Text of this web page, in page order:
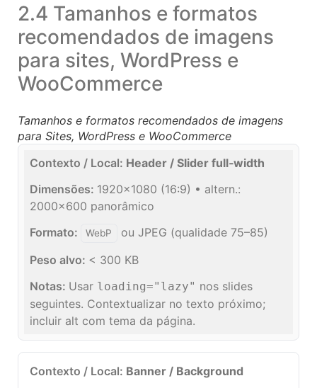
2.4 Tamanhos e formatos
recomendados de imagens
para sites, WordPress e
WooCommerce
Tamanhos e formatos recomendados de imagens
para Sites, WordPress e WooCommerce
Header / Slider full‑width
1920×1080 (16:9) • altern.:
2000×600 panorâmico
WebP
ou JPEG (qualidade 75–85)
< 300 KB
Usar loading="lazy" nos slides
seguintes. Contextualizar no texto próximo;
incluir alt com tema da página.
Banner / Background